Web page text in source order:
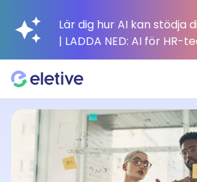
Lär dig hur AI kan stödja
| LADDA NED: AI för HR-
Plattform
Varför Eletive?